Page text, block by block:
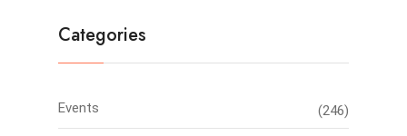
Categories
Events (246)